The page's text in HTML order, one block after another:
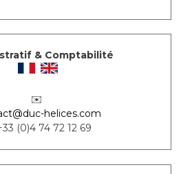
& Comptabilité
✉️
helices.com
(0)4 74 72 12 69